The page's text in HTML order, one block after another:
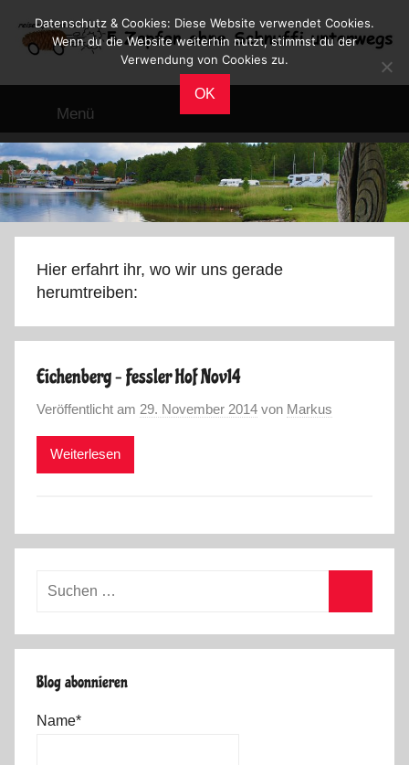
Inhalt
Reiseblog
im
Wohnmobil
Menü
Hier erfahrt ihr, wo wir uns gerade
herumtreiben:
Eichenberg – Fessler Hof Nov14
Veröffentlicht am 29. November 2014 von Markus
Weiterlesen
Suchen
Blog abonnieren
Name*
Datenschutz & Cookies: Diese Website verwendet Cookies.
Wenn du die Website weiterhin nutzt, stimmst du der
Verwendung von Cookies zu.
OK